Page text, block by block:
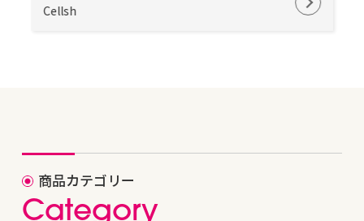
Cellsh
商品カテゴリー
Category